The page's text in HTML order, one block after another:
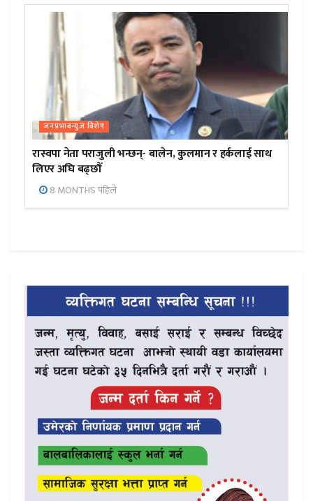
जनप्रभाबन्युज विशेष
रास्वपा नेता पराजुली भन्छन्- बालेन, कुलमान र हर्कलाई साथ
लिएर अघि बढ्छौँ
8 MONTHS पहिले